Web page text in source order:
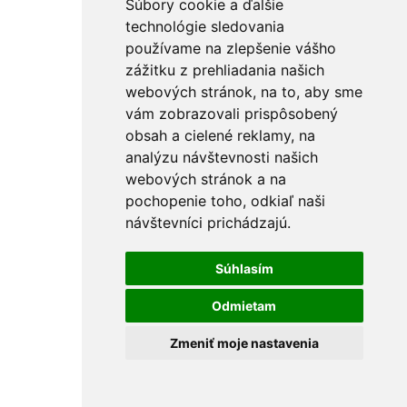
Súbory cookie a ďalšie
technológie sledovania
používame na zlepšenie vášho
zážitku z prehliadania našich
webových stránok, na to, aby sme
vám zobrazovali prispôsobený
obsah a cielené reklamy, na
analýzu návštevnosti našich
webových stránok a na
pochopenie toho, odkiaľ naši
návštevníci prichádzajú.
Súhlasím
Odmietam
Zmeniť moje nastavenia
Štartovacie káble
Stavebné náradie
Rezačky
Maliarské potreby
Miešadlá
Ostatné
PU peny a tmely
Vedrá
Špachtle a hladítka
Držiaky na brúsne mriežky
Pištole na PU penu
Vytlačovacie lisy
Krížiky a kliny
Rebríky a vozíky
FÚRIKY
Skrutkovače a hroty
Nástrčné kľúče
Držiaky hrotov
Skrutkovače
Hroty KITO Gripp